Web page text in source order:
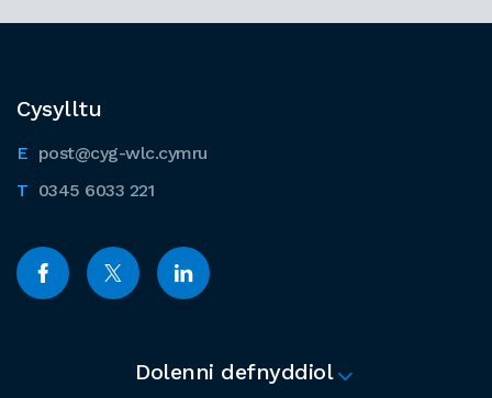
Cysylltu
post@cyg-wlc.cymru
0345 6033 221
Dolenni defnyddiol